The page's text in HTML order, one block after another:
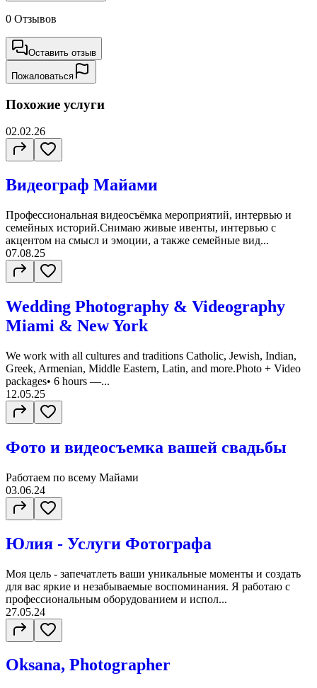
0 Отзывов
Оставить отзыв
Пожаловаться
Похожие услуги
02.02.26
Видеограф Майами
Профессиональная видеосъёмка мероприятий, интервью и
семейных историй.Снимаю живые ивенты, интервью с
акцентом на смысл и эмоции, а также семейные вид...
07.08.25
Wedding Photography & Videography
Miami & New York
We work with all cultures and traditions Catholic, Jewish, Indian,
Greek, Armenian, Middle Eastern, Latin, and more.Photo + Video
packages• 6 hours —...
12.05.25
Фото и видеосъемка вашей свадьбы
Работаем по всему Майами
03.06.24
Юлия - Услуги Фотографа
Моя цель - запечатлеть ваши уникальные моменты и создать
для вас яркие и незабываемые воспоминания. Я работаю с
профессиональным оборудованием и испол...
27.05.24
Oksana, Photographer